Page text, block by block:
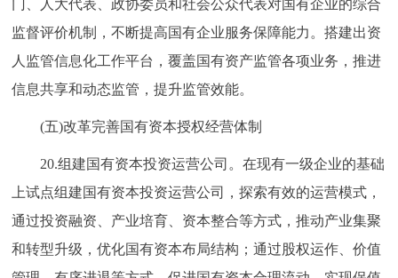
门、人大代表、政协委员和社会公众代表对国有企业的综合
监督评价机制，不断提高国有企业服务保障能力。搭建出资
人监管信息化工作平台，覆盖国有资产监管各项业务，推进
信息共享和动态监管，提升监管效能。
(五)改革完善国有资本授权经营体制
20.组建国有资本投资运营公司。在现有一级企业的基础
上试点组建国有资本投资运营公司，探索有效的运营模式，
通过投资融资、产业培育、资本整合等方式，推动产业集聚
和转型升级，优化国有资本布局结构；通过股权运作、价值